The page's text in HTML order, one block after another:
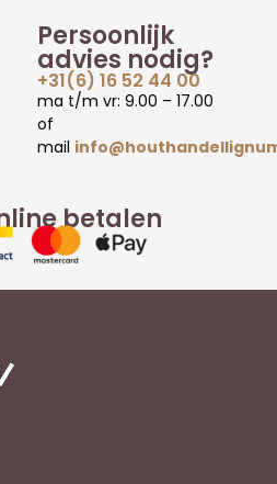
betalen
Persoonlijk
advies nodig?
+31(6) 16 52 44 00
ma t/m vr: 9.00 – 17.00
of
mail